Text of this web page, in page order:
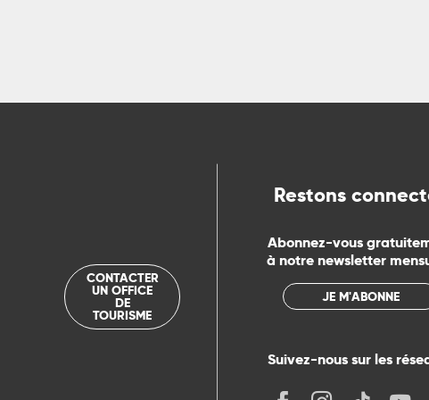
CONTACTER
UN OFFICE
DE
TOURISME
Restons
Abonnez-vous
à notre newsletter
JE M'ABONNE
Suivez-nous sur les